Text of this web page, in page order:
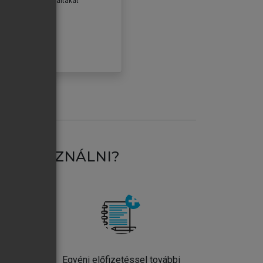
HASZNÁLNI?
Egyéni előfizetéssel további